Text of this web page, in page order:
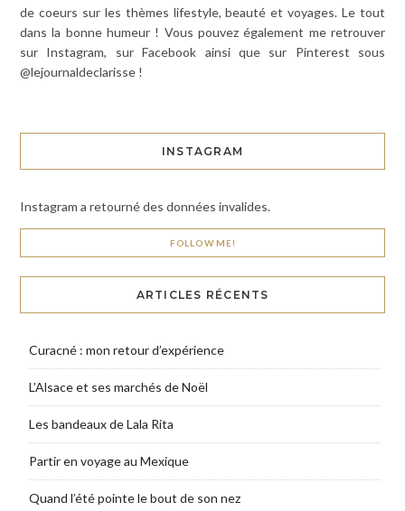
de coeurs sur les thèmes lifestyle, beauté et voyages. Le tout
dans la bonne humeur ! Vous pouvez également me retrouver
sur Instagram, sur Facebook ainsi que sur Pinterest sous
@lejournaldeclarisse !
INSTAGRAM
Instagram a retourné des données invalides.
FOLLOW ME!
ARTICLES RÉCENTS
Curacné : mon retour d’expérience
L’Alsace et ses marchés de Noël
Les bandeaux de Lala Rita
Partir en voyage au Mexique
Quand l’été pointe le bout de son nez